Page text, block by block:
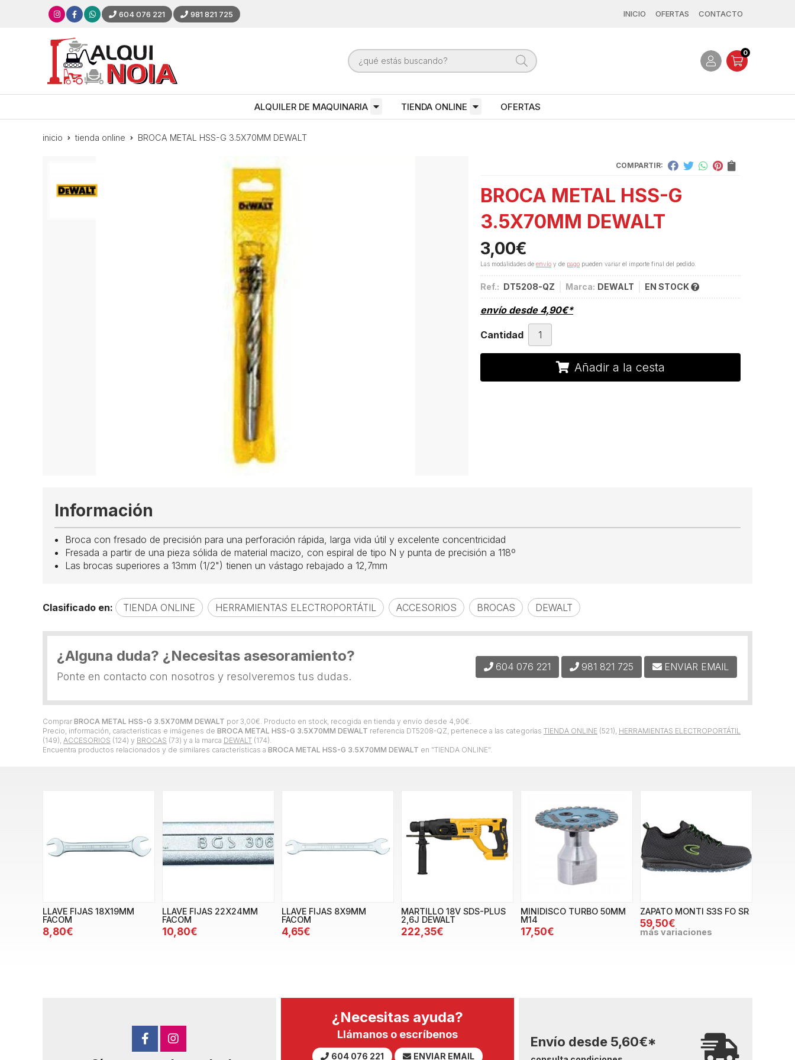
604 076 221 981 821 725 INICIO OFERTAS CONTACTO
0
ALQUILER DE MAQUINARIA TIENDA ONLINE OFERTAS
inicio tienda online BROCA METAL HSS-G 3.5X70MM DEWALT
COMPARTIR:
BROCA METAL HSS-G
3.5X70MM DEWALT
3,00€
Las modalidades de envío y de pago pueden variar el importe final del pedido.
Ref.: DT5208-QZ Marca: DEWALT EN STOCK
envío desde 4,90€*
Cantidad
Añadir a la cesta
Comprar BROCA METAL HSS-G 3.5X70MM DEWALT por 3,00€. Producto en stock, recogida en tienda y envío desde 4,90€.
Precio, información, características e imágenes de BROCA METAL HSS-G 3.5X70MM DEWALT referencia DT5208-QZ, pertenece a las categorías TIENDA ONLINE (521), HERRAMIENTAS ELECTROPORTÁTIL
(149), ACCESORIOS (124) y BROCAS (73) y a la marca DEWALT (174).
Encuentra productos relacionados y de similares características a BROCA METAL HSS-G 3.5X70MM DEWALT en "TIENDA ONLINE".
Información
Broca con fresado de precisión para una perforación rápida, larga vida útil y excelente concentricidad
Fresada a partir de una pieza sólida de material macizo, con espiral de tipo N y punta de precisión a 118º
Las brocas superiores a 13mm (1/2") tienen un vástago rebajado a 12,7mm
Clasificado en: TIENDA ONLINE HERRAMIENTAS ELECTROPORTÁTIL ACCESORIOS BROCAS DEWALT
¿Alguna duda? ¿Necesitas asesoramiento?
Ponte en contacto con nosotros y resolveremos tus dudas.
604 076 221 981 821 725 ENVIAR EMAIL
LLAVE FIJAS 18X19MM
FACOM
8,80€
LLAVE FIJAS 22X24MM
FACOM
10,80€
LLAVE FIJAS 8X9MM
FACOM
4,65€
MARTILLO 18V SDS-PLUS
2,6J DEWALT
222,35€
MINIDISCO TURBO 50MM
M14
17,50€
ZAPATO MONTI S3S FO SR
59,50€
más variaciones
¿Necesitas ayuda?
Llámanos o escríbenos
604 076 221 ENVIAR EMAIL
Envío desde 5,60€*